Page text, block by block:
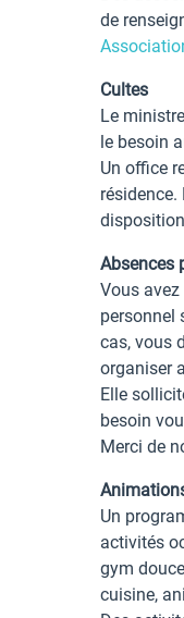
de
Cultes
Le
le besoin
Un office
Absences
Vous
personnel
cas, vous
organiser
Elle
besoin
Merci de
Un
activités
gym
cuisine,